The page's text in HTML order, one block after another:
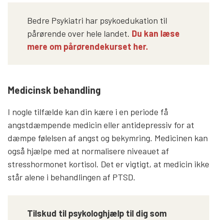
Bedre Psykiatri har psykoedukation til
pårørende over hele landet. Du kan læse
mere om pårørendekurset her.
Medicinsk behandling
I nogle tilfælde kan din kære i en periode få
angstdæmpende medicin eller antidepressiv for at
dæmpe følelsen af angst og bekymring. Medicinen kan
også hjælpe med at normalisere niveauet af
stresshormonet kortisol. Det er vigtigt, at medicin ikke
står alene i behandlingen af PTSD.
Tilskud til psykologhjælp til dig som